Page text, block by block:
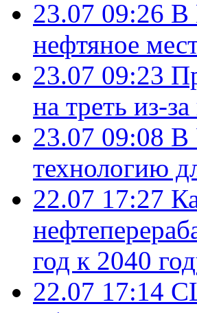
23.07 09:26 В
нефтяное
23.07 09:23
на треть из-
23.07 09:08 В
технологию
22.07 17:27
год к 2040
22.07 17:14